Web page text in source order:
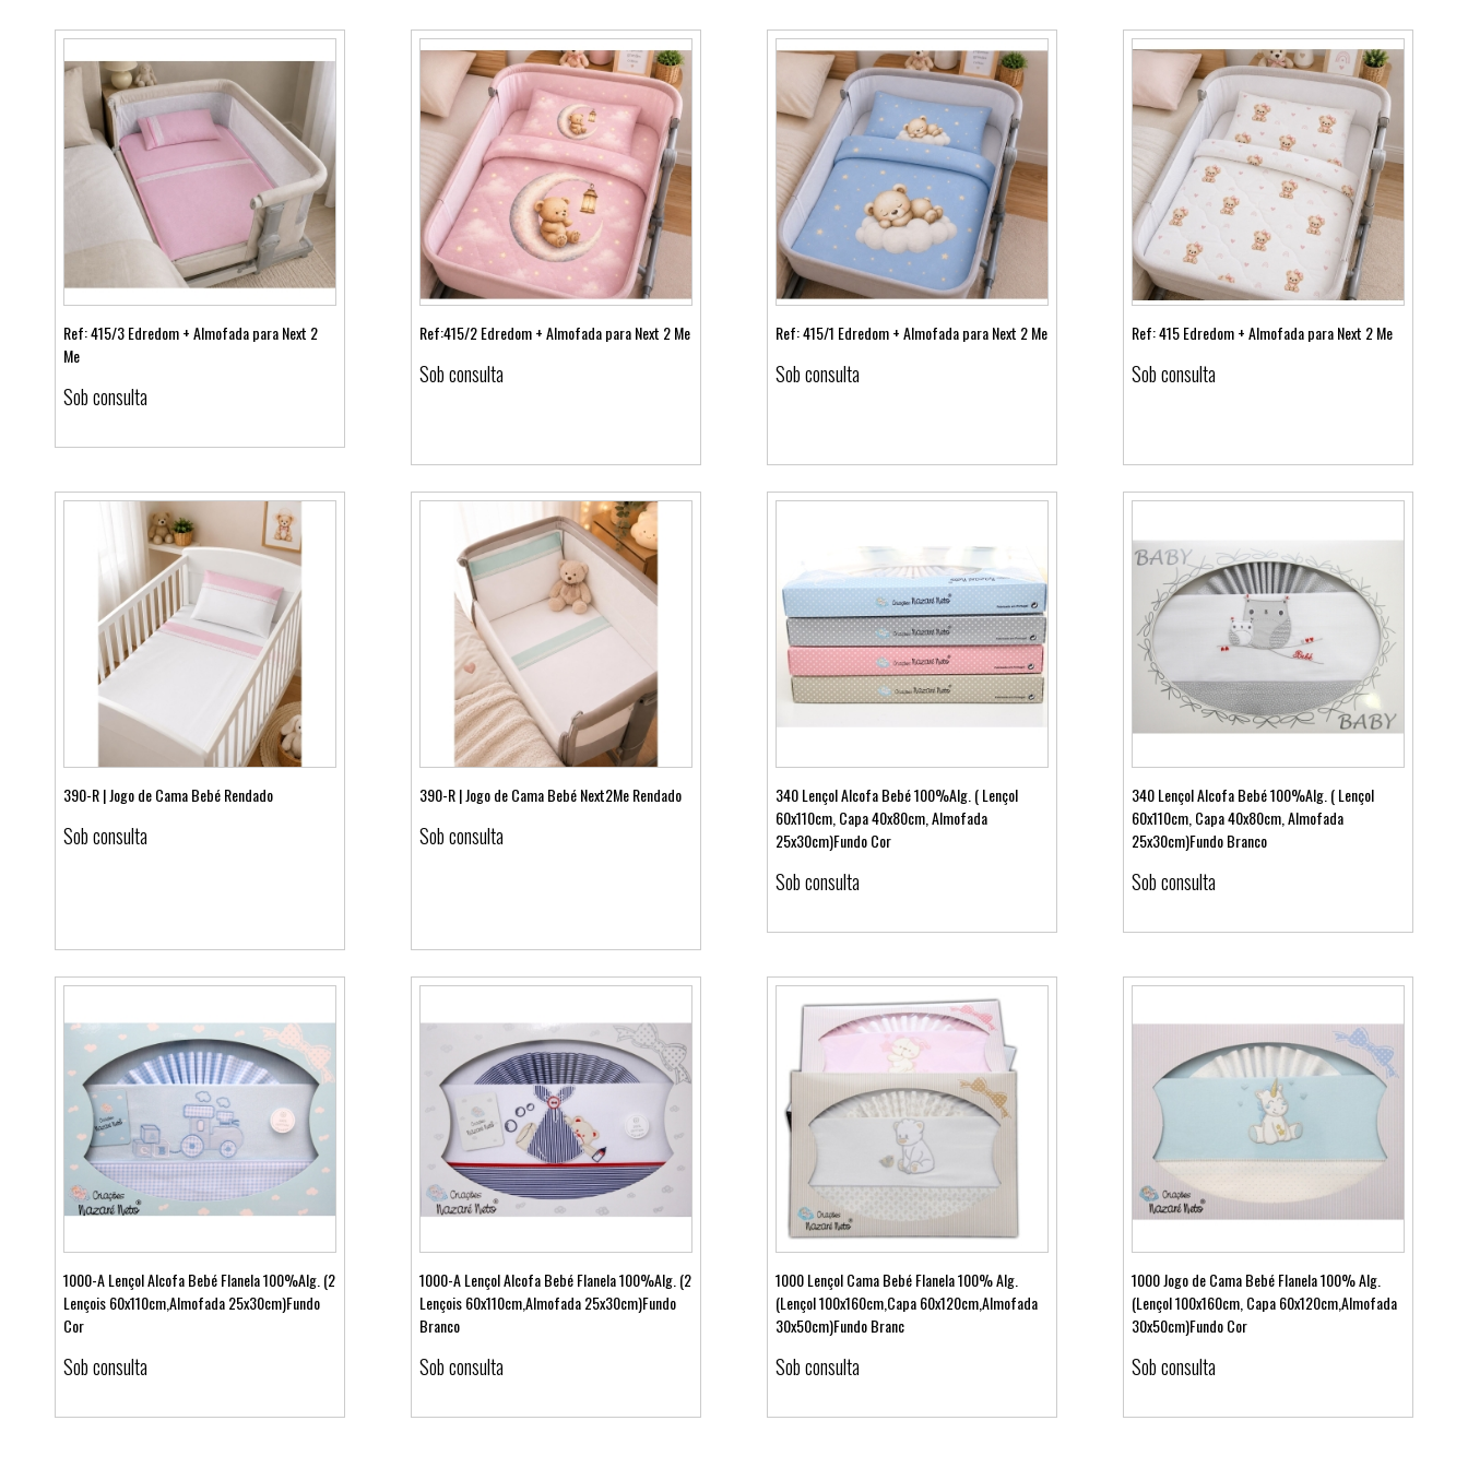
Ref: 415/3 Edredom + Almofada para Next 2
Me
Sob consulta
Ref:415/2 Edredom + Almofada para Next 2 Me
Sob consulta
Ref: 415/1 Edredom + Almofada para Next 2 Me
Sob consulta
Ref: 415 Edredom + Almofada para Next 2 Me
Sob consulta
390-R | Jogo de Cama Bebé Rendado
Sob consulta
390-R | Jogo de Cama Bebé Next2Me Rendado
Sob consulta
340 Lençol Alcofa Bebé 100%Alg. ( Lençol
60x110cm, Capa 40x80cm, Almofada
25x30cm)Fundo Cor
Sob consulta
Ver detalhes
340 Lençol Alcofa Bebé 100%Alg. ( Lençol
60x110cm, Capa 40x80cm, Almofada
25x30cm)Fundo Branco
Sob consulta
1000-A Lençol Alcofa Bebé Flanela 100%Alg. (2
Lençois 60x110cm,Almofada 25x30cm)Fundo
Cor
Sob consulta
1000-A Lençol Alcofa Bebé Flanela 100%Alg. (2
Lençois 60x110cm,Almofada 25x30cm)Fundo
Branco
Sob consulta
Ver detalhes
1000 Lençol Cama Bebé Flanela 100% Alg.
(Lençol 100x160cm,Capa 60x120cm,Almofada
30x50cm)Fundo Branc
Sob consulta
1000 Jogo de Cama Bebé Flanela 100% Alg.
(Lençol 100x160cm, Capa 60x120cm,Almofada
30x50cm)Fundo Cor
Sob consulta